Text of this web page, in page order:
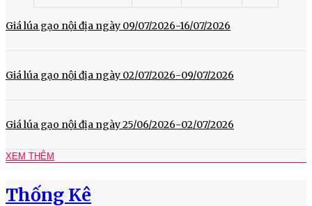
Giá lúa gạo nội địa ngày 09/07/2026-16/07/2026
Giá lúa gạo nội địa ngày 02/07/2026-09/07/2026
Giá lúa gạo nội địa ngày 25/06/2026-02/07/2026
XEM THÊM
Thống Kê